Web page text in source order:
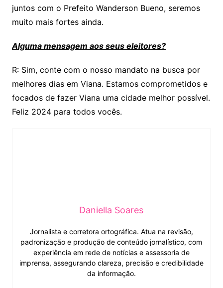
juntos com o Prefeito Wanderson Bueno, seremos
muito mais fortes ainda.
Alguma mensagem aos seus eleitores?
R: Sim, conte com o nosso mandato na busca por
melhores dias em Viana. Estamos comprometidos e
focados de fazer Viana uma cidade melhor possível.
Feliz 2024 para todos vocês.
Daniella Soares
Jornalista e corretora ortográfica. Atua na revisão,
padronização e produção de conteúdo jornalístico, com
experiência em rede de notícias e assessoria de
imprensa, assegurando clareza, precisão e credibilidade
da informação.